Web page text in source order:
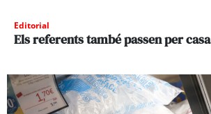
Editorial
Els referents també passen per casa